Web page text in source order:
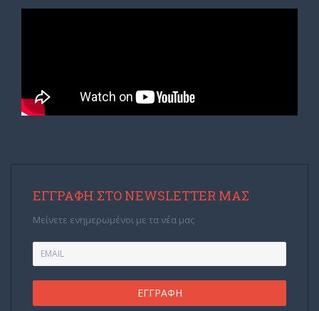
ΕΓΓΡΑΦΉ ΣΤΟ NEWSLETTER ΜΑΣ
Μείνετε ενημερωμένοι με τα νέα μας